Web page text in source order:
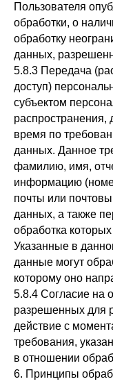
Пользователя
обработки, о
обработку
данных,
5.8.3 Передача
доступ)
субъектом
время по
данных. Данное
фамилию, имя,
информацию
почты или
данных, а также
обработка
Указанные в
данные могут
которому оно
5.8.4 Согласие на
разрешенных для
действие с
требования,
в отношении
6. Принципы